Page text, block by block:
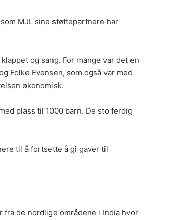
MJL sine støttepartnere har
og sang. For mange var det en
Folke Evensen, som også var med
økonomisk.
plass til 1000 barn. De sto ferdig
til å fortsette å gi gaver til
fra de nordlige områdene i India hvor